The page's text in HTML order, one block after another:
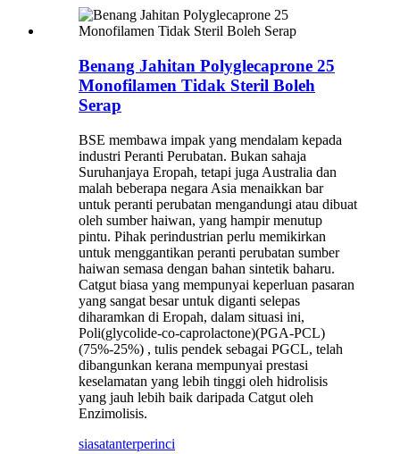
Benang Jahitan Polyglecaprone 25
Monofilamen Tidak Steril Boleh
Serap
BSE membawa impak yang mendalam kepada
industri Peranti Perubatan. Bukan sahaja
Suruhanjaya Eropah, tetapi juga Australia dan
malah beberapa negara Asia menaikkan bar
untuk peranti perubatan mengandungi atau dibuat
oleh sumber haiwan, yang hampir menutup
pintu. Pihak perindustrian perlu memikirkan
untuk menggantikan peranti perubatan sumber
haiwan semasa dengan bahan sintetik baharu.
Catgut biasa yang mempunyai keperluan pasaran
yang sangat besar untuk diganti selepas
diharamkan di Eropah, dalam situasi ini,
Poli(glycolide-co-caprolactone)(PGA-PCL)
(75%-25%) , tulis pendek sebagai PGCL, telah
dibangunkan kerana mempunyai prestasi
keselamatan yang lebih tinggi oleh hidrolisis
yang jauh lebih baik daripada Catgut oleh
Enzimolisis.
siasatanterperinci